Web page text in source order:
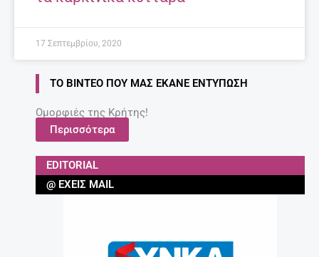
17 Σεπτεμβρίου, 2020
ΤΟ ΒΊΝΤΕΟ ΠΟΥ ΜΑΣ ΈΚΑΝΕ ΕΝΤΎΠΩΣΗ
Ομορφιές της Κρήτης!
Περισσότερα
EDITORIAL
@ ΈΧΕΙΣ MAIL